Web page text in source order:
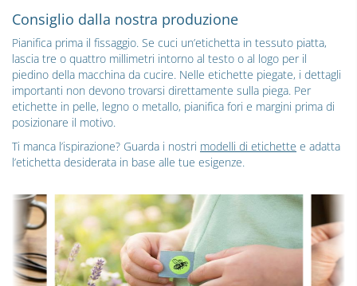
Consiglio dalla nostra produzione
Pianifica prima il fissaggio. Se cuci un’etichetta in tessuto piatta,
lascia tre o quattro millimetri intorno al testo o al logo per il
piedino della macchina da cucire. Nelle etichette piegate, i dettagli
importanti non devono trovarsi direttamente sulla piega. Per
etichette in pelle, legno o metallo, pianifica fori e margini prima di
posizionare il motivo.
Ti manca l’ispirazione? Guarda i nostri modelli di etichette e adatta
l’etichetta desiderata in base alle tue esigenze.